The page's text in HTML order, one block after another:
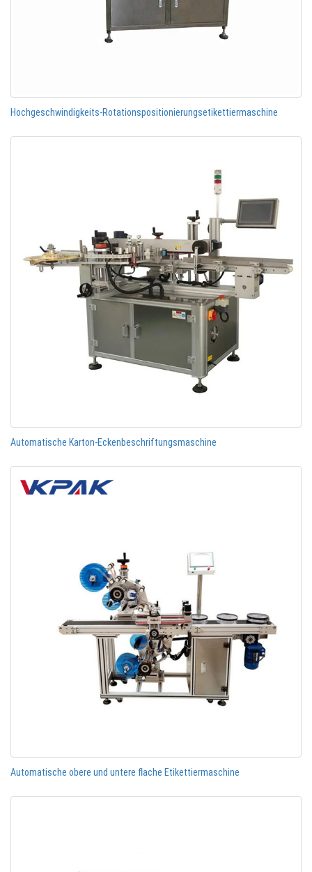
Hochgeschwindigkeits-Rotationspositionierungsetikettiermaschine
Automatische Karton-Eckenbeschriftungsmaschine
Automatische obere und untere flache Etikettiermaschine